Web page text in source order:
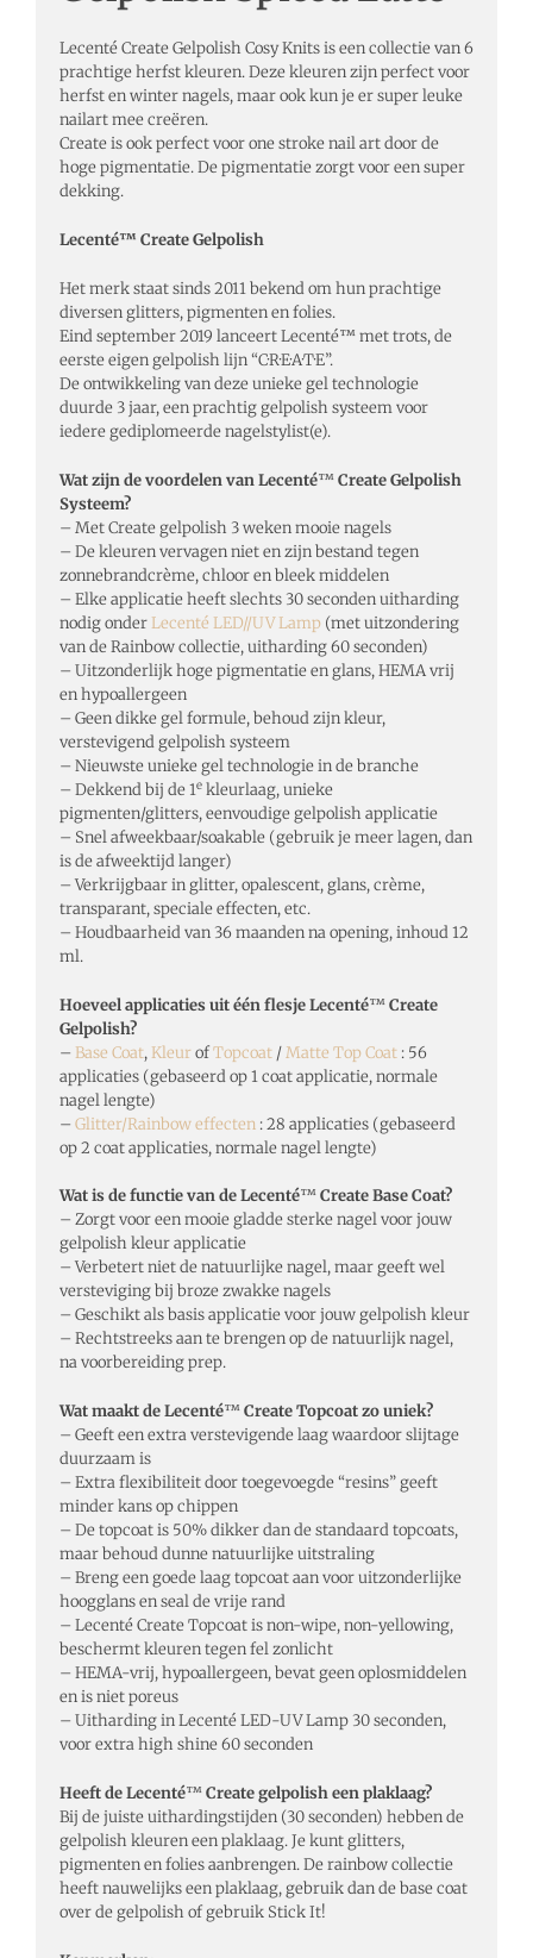
Lecenté Create Gelpolish Cosy Knits is een collectie van 6
prachtige herfst kleuren. Deze kleuren zijn perfect voor
herfst en winter nagels, maar ook kun je er super leuke
nailart mee creëren.
Create is ook perfect voor one stroke nail art door de
hoge pigmentatie. De pigmentatie zorgt voor een super
dekking.
Lecenté™ Create Gelpolish
Het merk staat sinds 2011 bekend om hun prachtige
diversen glitters, pigmenten en folies.
Eind september 2019 lanceert Lecenté™ met trots, de
eerste eigen gelpolish lijn “C·R·E·A·T·E”.
De ontwikkeling van deze unieke gel technologie
duurde 3 jaar, een prachtig gelpolish systeem voor
iedere gediplomeerde nagelstylist(e).
Wat zijn de voordelen van Lecenté™Create Gelpolish
Systeem?
– Met Create gelpolish 3 weken mooie nagels
– De kleuren vervagen niet en zijn bestand tegen
zonnebrandcrème, chloor en bleek middelen
– Elke applicatie heeft slechts 30 seconden uitharding
nodig onderLecenté LED//UV Lamp (met uitzondering
van de Rainbow collectie, uitharding 60 seconden)
– Uitzonderlijk hoge pigmentatie en glans, HEMA vrij
en hypoallergeen
– Geen dikke gel formule, behoud zijn kleur,
verstevigend gelpolish systeem
– Nieuwste unieke gel technologie in de branche
– Dekkend bij de 1e kleurlaag, unieke
pigmenten/glitters, eenvoudige gelpolish applicatie
– Snel afweekbaar/soakable (gebruik je meer lagen, dan
is de afweektijd langer)
– Verkrijgbaar in glitter, opalescent, glans, crème,
transparant, speciale effecten, etc.
– Houdbaarheid van 36 maanden na opening, inhoud 12
ml.
Hoeveel applicaties uit één flesje Lecenté™Create
Gelpolish?
– Base Coat,KleurofTopcoat /Matte Top Coat : 56
applicaties (gebaseerd op 1 coat applicatie, normale
nagel lengte)
– Glitter/Rainbow effecten : 28 applicaties (gebaseerd
op 2 coat applicaties, normale nagel lengte)
Wat is de functie van de Lecenté™Create Base Coat?
– Zorgt voor een mooie gladde sterke nagel voor jouw
gelpolish kleur applicatie
– Verbetert niet de natuurlijke nagel, maar geeft wel
versteviging bij broze zwakke nagels
– Geschikt als basis applicatie voor jouw gelpolish kleur
– Rechtstreeks aan te brengen op de natuurlijk nagel,
na voorbereiding prep.
Wat maakt de Lecenté™Create Topcoat zo uniek?
– Geeft een extra verstevigende laag waardoor slijtage
duurzaam is
– Extra flexibiliteit door toegevoegde “resins” geeft
minder kans op chippen
– De topcoat is 50% dikker dan de standaard topcoats,
maar behoud dunne natuurlijke uitstraling
– Breng een goede laag topcoat aan voor uitzonderlijke
hoogglans en seal de vrije rand
– Lecenté Create Topcoat is non-wipe, non-yellowing,
beschermt kleuren tegen fel zonlicht
– HEMA-vrij, hypoallergeen, bevat geen oplosmiddelen
en is niet poreus
– Uitharding in Lecenté LED-UV Lamp 30 seconden,
voor extra high shine 60 seconden
Heeft de Lecenté™Create gelpolish een plaklaag?
Bij de juiste uithardingstijden (30 seconden) hebben de
gelpolish kleuren een plaklaag. Je kunt glitters,
pigmenten en folies aanbrengen. De rainbow collectie
heeft nauwelijks een plaklaag, gebruik dan de base coat
over de gelpolish of gebruik Stick It!